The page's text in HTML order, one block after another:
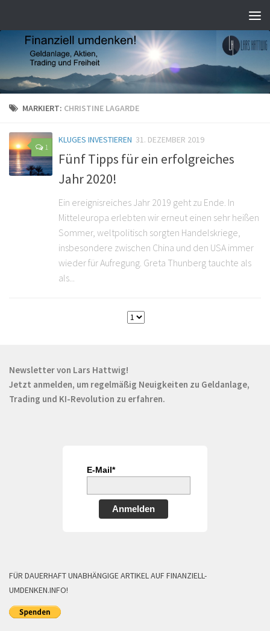
MARKIERT: CHRISTINE LAGARDE
1
KLUGES INVESTIEREN 31. DEZEMBER 2019
Fünf Tipps für ein erfolgreiches
Jahr 2020!
Ein ereignisreiches Jahr 2019 geht zu Ende. In
Mitteleuropa erlebten wir erneut einen sehr heißen
Sommer, weltpolitisch sorgten Handelskriege,
insbesondere zwischen China und den USA immer
wieder für Aufregung. Greta Thunberg tauchte als
als...
Newsletter von Lars Hattwig!
Jetzt anmelden, um regelmäßig Neuigkeiten zu Geldanlage,
Trading und KI-Revolution zu erfahren.
E-Mail*
Anmelden
FÜR DAUERHAFT UNABHÄNGIGE ARTIKEL AUF FINANZIELL-
UMDENKEN.INFO!